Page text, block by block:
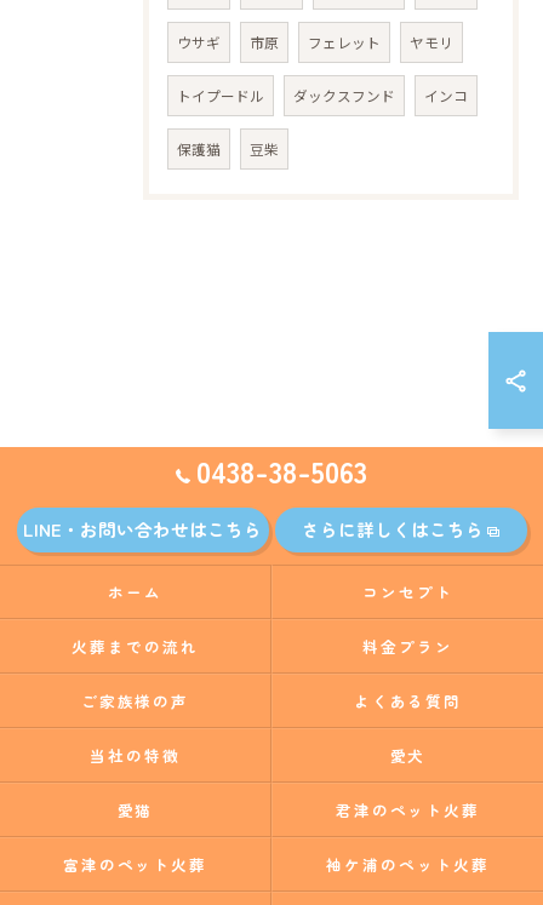
ウサギ 市原 フェレット ヤモリ
トイプードル ダックスフンド インコ
保護猫 豆柴
0438-38-5063
LINE・お問い合わせはこちら さらに詳しくはこちら
ホーム コンセプト
火葬までの流れ 料金プラン
ご家族様の声 よくある質問
当社の特徴 愛犬
愛猫 君津のペット火葬
富津のペット火葬 袖ケ浦のペット火葬